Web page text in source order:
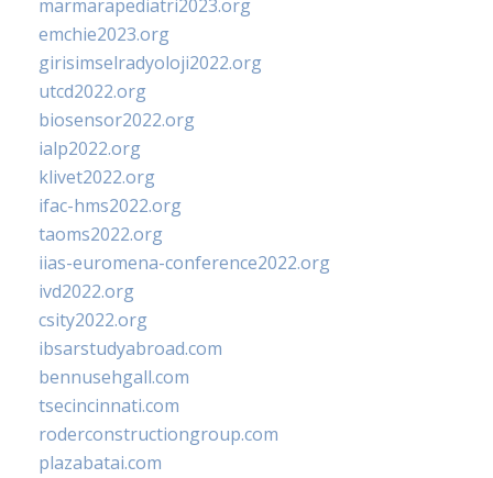
marmarapediatri2023.org
emchie2023.org
girisimselradyoloji2022.org
utcd2022.org
biosensor2022.org
ialp2022.org
klivet2022.org
ifac-hms2022.org
taoms2022.org
iias-euromena-conference2022.org
ivd2022.org
csity2022.org
ibsarstudyabroad.com
bennusehgall.com
tsecincinnati.com
roderconstructiongroup.com
plazabatai.com